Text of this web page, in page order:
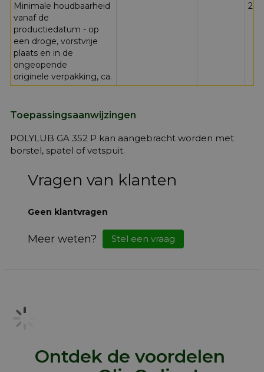
Minimale houdbaarheid
vanaf de
productiedatum - op
een droge, vorstvrije
plaats en in de
ongeopende
originele verpakking, ca.
24
Toepassingsaanwijzingen
POLYLUB GA 352 P kan aangebracht worden met
borstel, spatel of vetspuit.
Vragen van klanten
Geen klantvragen
Meer weten? Stel een vraag
Ontdek de voordelen